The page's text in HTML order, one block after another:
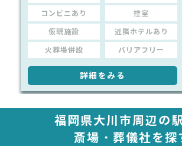
コンビニあり 控室
仮眠施設 近隣ホテルあり
火葬場併設 バリアフリー
詳細をみる
福岡県大川市周辺の
斎場・葬儀社を探